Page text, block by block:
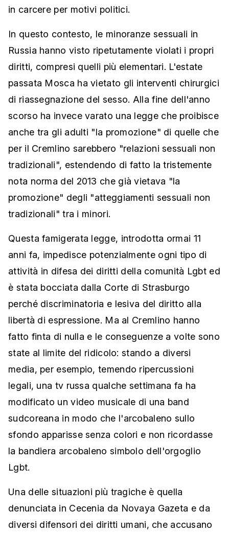
in carcere per motivi politici.
In questo contesto, le minoranze sessuali in
Russia hanno visto ripetutamente violati i propri
diritti, compresi quelli più elementari. L'estate
passata Mosca ha vietato gli interventi chirurgici
di riassegnazione del sesso. Alla fine dell'anno
scorso ha invece varato una legge che proibisce
anche tra gli adulti "la promozione" di quelle che
per il Cremlino sarebbero "relazioni sessuali non
tradizionali", estendendo di fatto la tristemente
nota norma del 2013 che già vietava "la
promozione" degli "atteggiamenti sessuali non
tradizionali" tra i minori.
Questa famigerata legge, introdotta ormai 11
anni fa, impedisce potenzialmente ogni tipo di
attività in difesa dei diritti della comunità Lgbt ed
è stata bocciata dalla Corte di Strasburgo
perché discriminatoria e lesiva del diritto alla
libertà di espressione. Ma al Cremlino hanno
fatto finta di nulla e le conseguenze a volte sono
state al limite del ridicolo: stando a diversi
media, per esempio, temendo ripercussioni
legali, una tv russa qualche settimana fa ha
modificato un video musicale di una band
sudcoreana in modo che l'arcobaleno sullo
sfondo apparisse senza colori e non ricordasse
la bandiera arcobaleno simbolo dell'orgoglio
Lgbt.
Una delle situazioni più tragiche è quella
denunciata in Cecenia da Novaya Gazeta e da
diversi difensori dei diritti umani, che accusano